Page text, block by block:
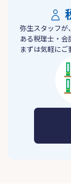
弥生スタッフが
ある税理士・会
まずは気軽にご